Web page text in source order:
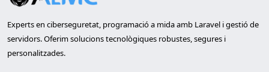
Experts en ciberseguretat, programació a mida amb Laravel i gestió de
servidors. Oferim solucions tecnològiques robustes, segures i
personalitzades.